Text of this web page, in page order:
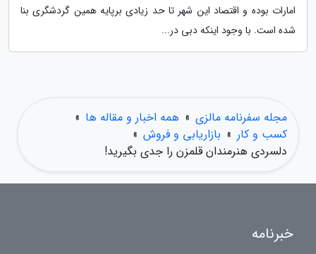
امارات بوده و اقتصاد این شهر تا حد زیادی برپایه همین گردشگری بنا
شده است. با وجود اینکه دبی در...
مجله سفرنامه مالزی » همه اخبار و مقاله ها »
کسب و کار » بازاریابی و فروش »
دلسردی هنرمندان قلمزن را جدی بگیرید!
خبرنامه